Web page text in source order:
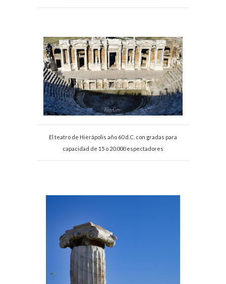
El teatro de Hierápolis año 60 d.C. con gradas para
capacidad de 15 o 20.000 espectadores